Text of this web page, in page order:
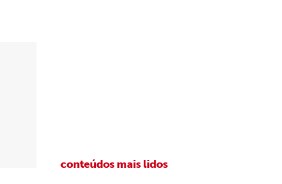
conteúdos mais lidos